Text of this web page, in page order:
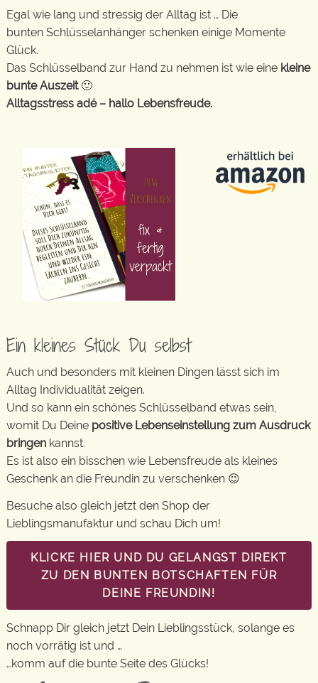
Egal wie lang und stressig der Alltag ist … Die
bunten Schlüsselanhänger schenken einige Momente
Glück.
Das Schlüsselband zur Hand zu nehmen ist wie eine kleine
bunte Auszeit🙂
Alltagsstress adé – hallo Lebensfreude.
Ein kleines Stück Du selbst
Auch und besonders mit kleinen Dingen lässt sich im
Alltag Individualität zeigen.
Und so kann ein schönes Schlüsselband etwas sein,
womit Du Deine positive Lebenseinstellung zum Ausdruck
bringen kannst.
Es ist also ein bisschen wie Lebensfreude als kleines
Geschenk an die Freundin zu verschenken 😉
Besuche also gleich jetzt den Shop der
Lieblingsmanufaktur und schau Dich um!
KLICKE HIER UND DU GELANGST DIREKT
ZU DEN BUNTEN BOTSCHAFTEN FÜR
DEINE FREUNDIN!
Schnapp Dir gleich jetzt Dein Lieblingsstück, solange es
noch vorrätig ist und …
…komm auf die bunte Seite des Glücks!